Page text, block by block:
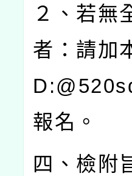
２、若無
者：請加
報名。
四、檢附